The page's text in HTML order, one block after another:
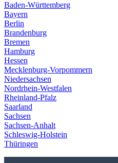
Baden-Württemberg
Bayern
Berlin
Brandenburg
Bremen
Hamburg
Hessen
Mecklenburg-Vorpommern
Niedersachsen
Nordrhein-Westfalen
Rheinland-Pfalz
Saarland
Sachsen
Sachsen-Anhalt
Schleswig-Holstein
Thüringen